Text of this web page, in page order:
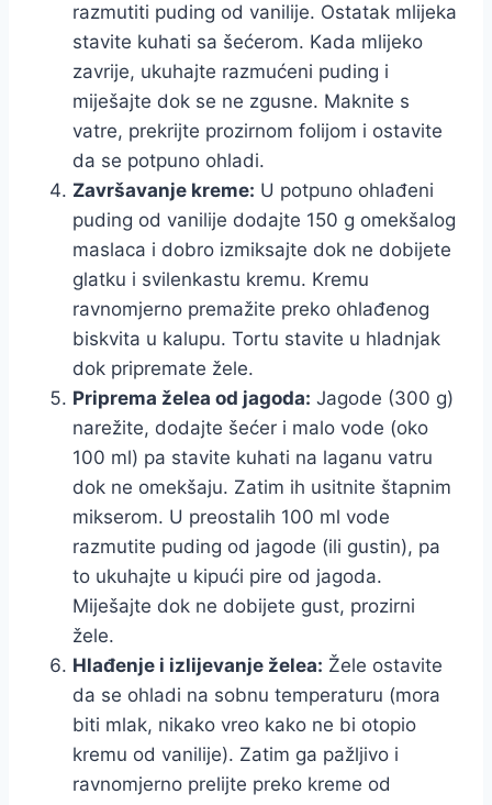
razmutiti puding od vanilije. Ostatak mlijeka
stavite kuhati sa šećerom. Kada mlijeko
zavrije, ukuhajte razmućeni puding i
miješajte dok se ne zgusne. Maknite s
vatre, prekrijte prozirnom folijom i ostavite
da se potpuno ohladi.
Završavanje kreme: U potpuno ohlađeni
puding od vanilije dodajte 150 g omekšalog
maslaca i dobro izmiksajte dok ne dobijete
glatku i svilenkastu kremu. Kremu
ravnomjerno premažite preko ohlađenog
biskvita u kalupu. Tortu stavite u hladnjak
dok pripremate žele.
Priprema želea od jagoda: Jagode (300 g)
narežite, dodajte šećer i malo vode (oko
100 ml) pa stavite kuhati na laganu vatru
dok ne omekšaju. Zatim ih usitnite štapnim
mikserom. U preostalih 100 ml vode
razmutite puding od jagode (ili gustin), pa
to ukuhajte u kipući pire od jagoda.
Miješajte dok ne dobijete gust, prozirni
žele.
Hlađenje i izlijevanje želea: Žele ostavite
da se ohladi na sobnu temperaturu (mora
biti mlak, nikako vreo kako ne bi otopio
kremu od vanilije). Zatim ga pažljivo i
ravnomjerno prelijte preko kreme od